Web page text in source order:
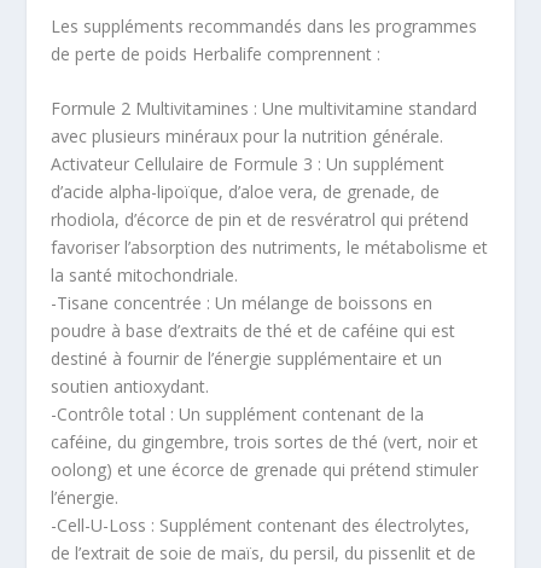
Les suppléments recommandés dans les programmes
de perte de poids Herbalife comprennent :
Formule 2 Multivitamines : Une multivitamine standard
avec plusieurs minéraux pour la nutrition générale.
Activateur Cellulaire de Formule 3 : Un supplément
d’acide alpha-lipoïque, d’aloe vera, de grenade, de
rhodiola, d’écorce de pin et de resvératrol qui prétend
favoriser l’absorption des nutriments, le métabolisme et
la santé mitochondriale.
-Tisane concentrée : Un mélange de boissons en
poudre à base d’extraits de thé et de caféine qui est
destiné à fournir de l’énergie supplémentaire et un
soutien antioxydant.
-Contrôle total : Un supplément contenant de la
caféine, du gingembre, trois sortes de thé (vert, noir et
oolong) et une écorce de grenade qui prétend stimuler
l’énergie.
-Cell-U-Loss : Supplément contenant des électrolytes,
de l’extrait de soie de maïs, du persil, du pissenlit et de